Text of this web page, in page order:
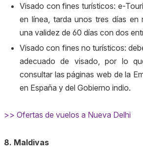
Visado con fines turísticos: e-
en línea, tarda unos tres días en
una validez de 60 días con dos
Visado con fines no turísticos:
adecuado de visado, por lo
consultar las páginas web de la
en España y del Gobierno indio.
>> Ofertas de vuelos a Nueva Delhi
8. Maldivas